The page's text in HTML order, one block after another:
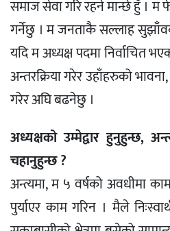
समाज सेवा गरि रहने मान्छे हुँ ।
गर्नेछु । म जनताकै सल्लाह
यदि म अध्यक्ष पदमा निर्वाचित
अन्तरक्रिया गरेर उहाँहरुको
गरेर अघि बढनेछु ।
अध्यक्षको उम्मेद्वार हुनुहुन्छ,
चहानुहुन्छ ?
अन्त्यमा, म ५ वर्षको अवधीमा
पुर्याएर काम गरिन । मैले